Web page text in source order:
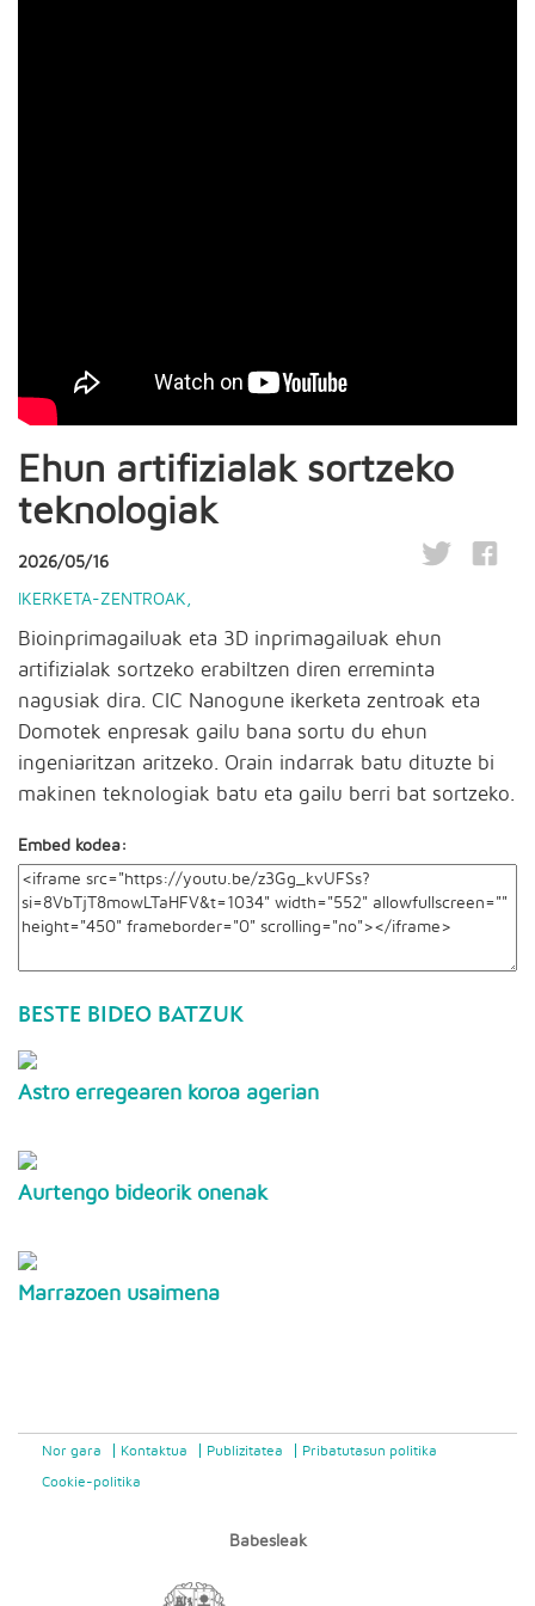
Ehun artifizialak sortzeko
teknologiak
2026/05/16
IKERKETA-ZENTROAK
Bioinprimagailuak eta 3D inprimagailuak ehun
artifizialak sortzeko erabiltzen diren erreminta
nagusiak dira. CIC Nanogune ikerketa zentroak eta
Domotek enpresak gailu bana sortu du ehun
ingeniaritzan aritzeko. Orain indarrak batu dituzte bi
makinen teknologiak batu eta gailu berri bat sortzeko.
Embed kodea:
BESTE BIDEO BATZUK
Astro erregearen koroa agerian
Aurtengo bideorik onenak
Marrazoen usaimena
Nor gara Kontaktua Publizitatea Pribatutasun politika
Cookie-politika
Babesleak